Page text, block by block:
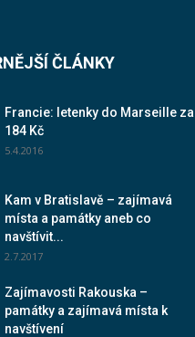
ČLÁNKY
Francie: letenky do Marseille za
184 Kč
5.4.2016
Kam v Bratislavě – zajímavá
místa a památky aneb co
navštívit...
2.7.2017
Zajímavosti Rakouska –
památky a zajímavá místa k
navštívení